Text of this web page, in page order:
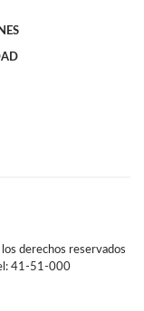
los derechos reservados
41-51-000